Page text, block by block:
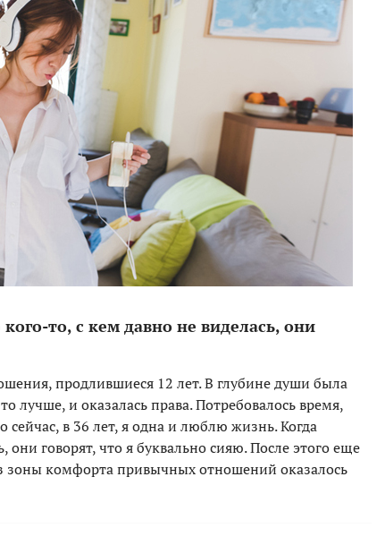
то, с кем давно не виделась, они
продлившиеся 12 лет. В глубине души была
лучше, и оказалась права. Потребовалось время,
в 36 лет, я одна и люблю жизнь. Когда
они говорят, что я буквально сияю. После этого еще
комфорта привычных отношений оказалось